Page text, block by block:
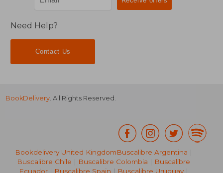
Need Help?
Contact Us
BookDelivery . All Rights Reserved.
Bookdelivery United KingdomBuscalibre Argentina |
Buscalibre Chile | Buscalibre Colombia | Buscalibre
Ecuador | Buscalibre Spain | Buscalibre Uruguay |